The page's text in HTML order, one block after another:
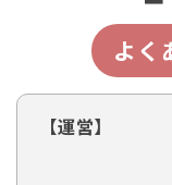
よく
【運営】